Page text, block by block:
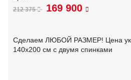
212 375 169 900
Сделаем ЛЮБОЙ РАЗМЕР! Цена
140х200 см с двумя спинками